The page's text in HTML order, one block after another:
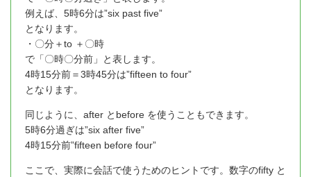
例えば、5時6分は”six past five”
となります。
・〇分＋to ＋〇時
で「〇時〇分前」と表します。
4時15分前＝3時45分は”fifteen to four”
となります。
同じように、after とbefore を使うこともできます。
5時6分過ぎは”six after five”
4時15分前”fifteen before four”
ここで、実際に会話で使うためのヒントです。数字のfifty と